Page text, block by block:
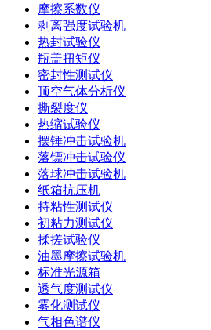
摩擦系数仪
剥离强度试验机
热封试验仪
瓶盖扭矩仪
密封性测试仪
顶空气体分析仪
撕裂度仪
热缩试验仪
摆锤冲击试验机
落镖冲击试验仪
落球冲击试验机
纸箱抗压机
持粘性测试仪
初粘力测试仪
揉搓试验仪
油墨摩擦试验机
标准光源箱
透气度测试仪
雾化测试仪
气相色谱仪